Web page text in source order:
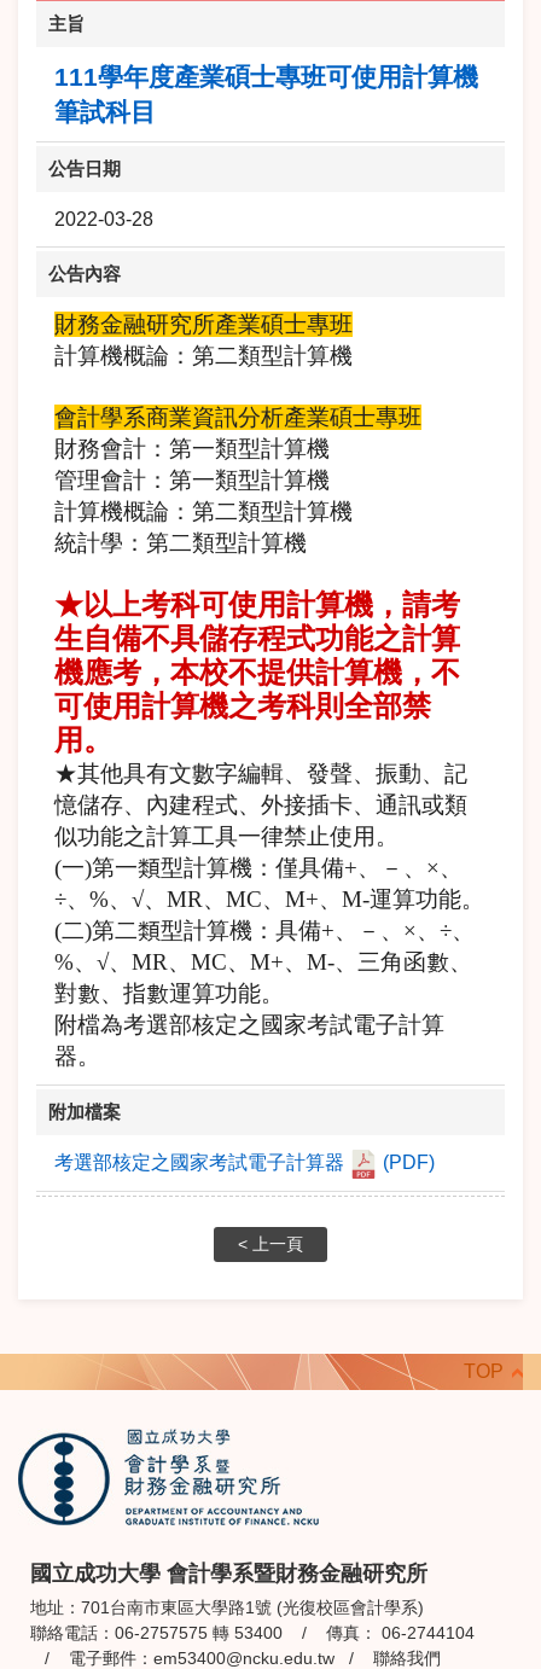
主旨
111學年度產業碩士專班可使用計算機
筆試科目
公告日期
2022-03-28
公告內容
財務金融研究所產業碩士專班
計算機概論：第二類型計算機
會計學系商業資訊分析產業碩士專班
財務會計：第一類型計算機
管理會計：第一類型計算機
計算機概論：第二類型計算機
統計學：第二類型計算機
★以上考科可使用計算機，請考
生自備不具儲存程式功能之計算
機應考，本校不提供計算機，不
可使用計算機之考科則全部禁
用。
★其他具有文數字編輯、發聲、振動、記
憶儲存、內建程式、外接插卡、通訊或類
似功能之計算工具一律禁止使用。
(一)第一類型計算機：僅具備+、－、×、
÷、%、√、MR、MC、M+、M-運算功能。
(二)第二類型計算機：具備+、－、×、÷、
%、√、MR、MC、M+、M-、三角函數、
對數、指數運算功能。
附檔為考選部核定之國家考試電子計算
器。
附加檔案
考選部核定之國家考試電子計算器 (PDF)
< 上一頁
TOP
國立成功大學 會計學系暨財務金融研究所
地址：701台南市東區大學路1號 (光復校區會計學系)
聯絡電話：06-2757575 轉 53400 / 傳真： 06-2744104
/ 電子郵件： em53400@ncku.edu.tw / 聯絡我們